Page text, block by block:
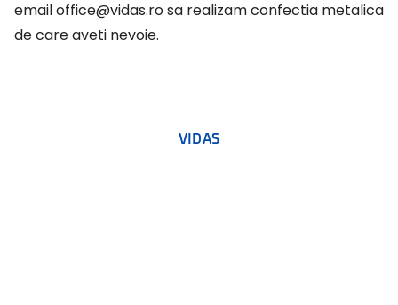
emailoffice@vidas.rosa realizam confectia metalica
de care aveti nevoie.
VIDAS